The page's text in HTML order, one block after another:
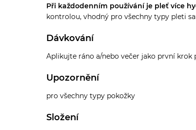
Při každodenním používání je pleť více
kontrolou, vhodný pro všechny typy pleti
Dávkování
Aplikujte ráno a/nebo večer jako první krok
Upozornění
pro všechny typy pokožky
Složení